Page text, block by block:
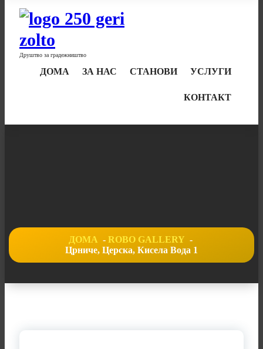
Друштво за градежништво
ДОМА ЗА НАС СТАНОВИ УСЛУГИ
КОНТАКТ
ДОМА - ROBO GALLERY -
Црниче, Церска, Кисела Вода 1